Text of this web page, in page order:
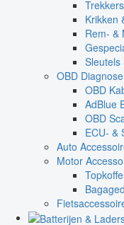
Krikken
Rem- &
Sleutels
OBD
OBD
AdBlue
OBD
ECU- &
Auto
Motor